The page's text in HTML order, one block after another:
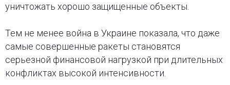
уничтожать хорошо защищенные объекты.
Тем не менее война в Украине показала, что даже
самые совершенные ракеты становятся
серьезной финансовой нагрузкой при длительных
конфликтах высокой интенсивности.